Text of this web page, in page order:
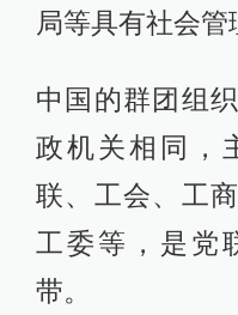
局等具有社会管
中国的群团组
政机关相同，
联、工会、工
工委等，是党
带。